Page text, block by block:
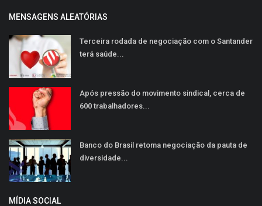
MENSAGENS ALEATÓRIAS
Terceira rodada de negociação com o Santander
terá saúde...
Após pressão do movimento sindical, cerca de
600 trabalhadores...
Banco do Brasil retoma negociação da pauta de
diversidade...
MÍDIA SOCIAL